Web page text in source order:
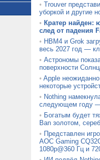
• Trouver
уборкой и другие
• Кратер найден:
след от падения
• HBM4 и Grok
весь 2027 год —
• Астрономы
поверхности
• Apple
некоторые
• Nothing
следующем году
• Богатым будет
Ban золотом,
• Представлен
AOC Gaming
1080p@360 Гц и